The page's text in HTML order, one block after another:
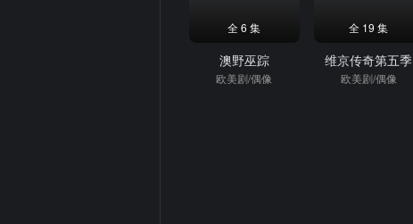
全 6 集
澳野巫踪
欧美剧/偶像
全 19 集
维京传奇第五季
欧美剧/偶像